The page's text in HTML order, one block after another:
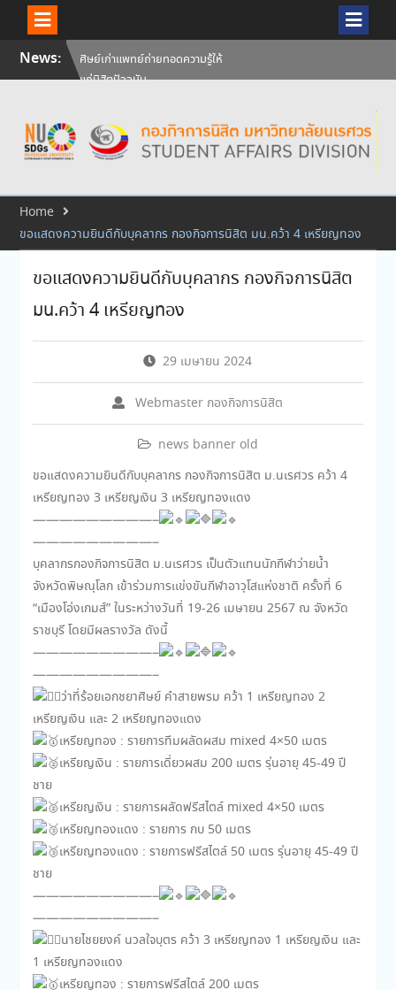
SkipNews:
ศิษย์เก่าแพทย์ถ่ายทอดความรู้ให้
แก่นิสิตปัจจุบัน
นเรศวร ครบรอบ 36 ปี 29
กรกฎาคม 2569
สัมภาษณ์นิสิตเพื่อพิจารณาเข้ารับ
ประจำปีการศึกษา 256
Home
ขอแสดงความยินดีกับบุคลากร กองกิจการนิสิต มน.คว้า 4 เหรียญทอง
ขอแสดงความยินดีกับบุคลากร กองกิจการนิสิต
มน.คว้า 4 เหรียญทอง
29 เมษายน 2024
Webmaster กองกิจการนิสิต
news banner old
ขอแสดงความยินดีกับบุคลากร กองกิจการนิสิต ม.นเรศวร คว้า 4
เหรียญทอง 3 เหรียญเงิน 3 เหรียญทองแดง
—————————–
—————————–
บุคลากรกองกิจการนิสิต ม.นเรศวร เป็นตัวแทนนักกีฬาว่ายน้ำ
จังหวัดพิษณุโลก เข้าร่วมการเเข่งขันกีฬาอาวุโสแห่งชาติ ครั้งที่ 6
“เมืองโอ่งเกมส์” ในระหว่างวันที่ 19-26 เมษายน 2567 ณ จังหวัด
ราชบุรี โดยมีผลรางวัล ดังนี้
—————————–
—————————–
ว่าที่ร้อยเอกชยาศิษย์ คำสายพรม คว้า 1 เหรียญทอง 2
เหรียญเงิน และ 2 เหรียญทองแดง
เหรียญทอง : รายการทีมผลัดผสม mixed 4×50 เมตร
เหรียญเงิน : รายการเดี่ยวผสม 200 เมตร รุ่นอายุ 45-49 ปี
ชาย
เหรียญเงิน : รายการผลัดฟรีสไตล์ mixed 4×50 เมตร
เหรียญทองแดง : รายการ กบ 50 เมตร
เหรียญทองแดง : รายการฟรีสไตล์ 50 เมตร รุ่นอายุ 45-49 ปี
ชาย
—————————–
—————————–
นายไชยยงค์ นวลใจบุตร คว้า 3 เหรียญทอง 1 เหรียญเงิน และ
1 เหรียญทองแดง
เหรียญทอง : รายการฟรีสไตล์ 200 เมตร